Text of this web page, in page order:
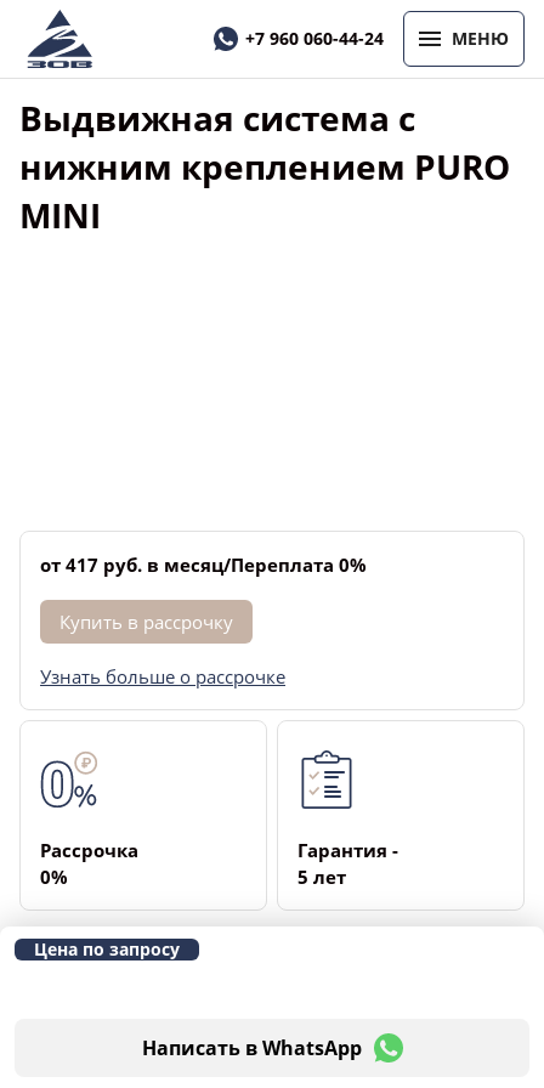
МЕНЮ
+7 960 060-44-24
Выдвижная система с
нижним креплением PURO
MINI
Цена по запросу
Написать в WhatsApp
от 417 руб. в месяц/Переплата 0%
Купить в рассрочку
Узнать больше о рассрочке
Рассрочка
­0%
Гарантия ­
5 лет